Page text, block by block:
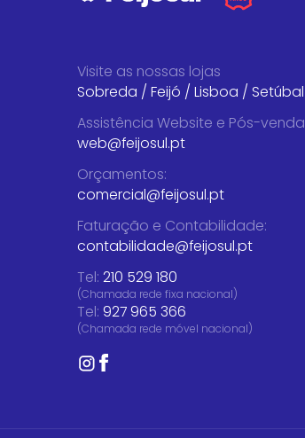
Visite as nossas lojas
Sobreda / Feijó / Lisboa / Setúbal
Assistência Website e Pós-venda
web@feijosul.pt
Orçamentos:
comercial@feijosul.pt
Faturação e Contabilidade:
contabilidade@feijosul.pt
Tel: 210 529 180
(Chamada rede fixa nacional)
Tel: 927 965 366
(Chamada rede móvel nacional)